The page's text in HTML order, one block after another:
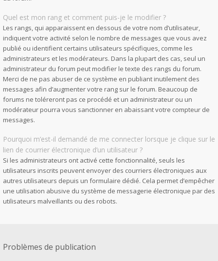
Quel est mon rang et comment puis-je le modifier ?
Les rangs, qui apparaissent en dessous de votre nom d’utilisateur,
indiquent votre activité selon le nombre de messages que vous avez
publié ou identifient certains utilisateurs spécifiques, comme les
administrateurs et les modérateurs. Dans la plupart des cas, seul un
administrateur du forum peut modifier le texte des rangs du forum.
Merci de ne pas abuser de ce système en publiant inutilement des
messages afin d’augmenter votre rang sur le forum. Beaucoup de
forums ne toléreront pas ce procédé et un administrateur ou un
modérateur pourra vous sanctionner en abaissant votre compteur de
messages.
Pourquoi m’est-il demandé de me connecter lorsque je clique sur le
lien de courrier électronique d’un utilisateur ?
Si les administrateurs ont activé cette fonctionnalité, seuls les
utilisateurs inscrits peuvent envoyer des courriers électroniques aux
autres utilisateurs depuis un formulaire dédié. Cela permet d’empêcher
une utilisation abusive du système de messagerie électronique par des
utilisateurs malveillants ou des robots.
Problèmes de publication